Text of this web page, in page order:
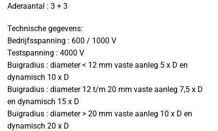
Aderaantal : 3 + 3
Technische gegevens:
Bedrijfsspanning : 600 / 1000 V
Testspanning : 4000 V
Buigradius : diameter < 12 mm vaste aanleg 5 x D en
dynamisch 10 x D
Buigradius : diameter 12 t/m 20 mm vaste aanleg 7,5 x D
en dynamisch 15 x D
Buigradius : diameter > 20 mm vaste aanleg 10 x D en
dynamisch 20 x D